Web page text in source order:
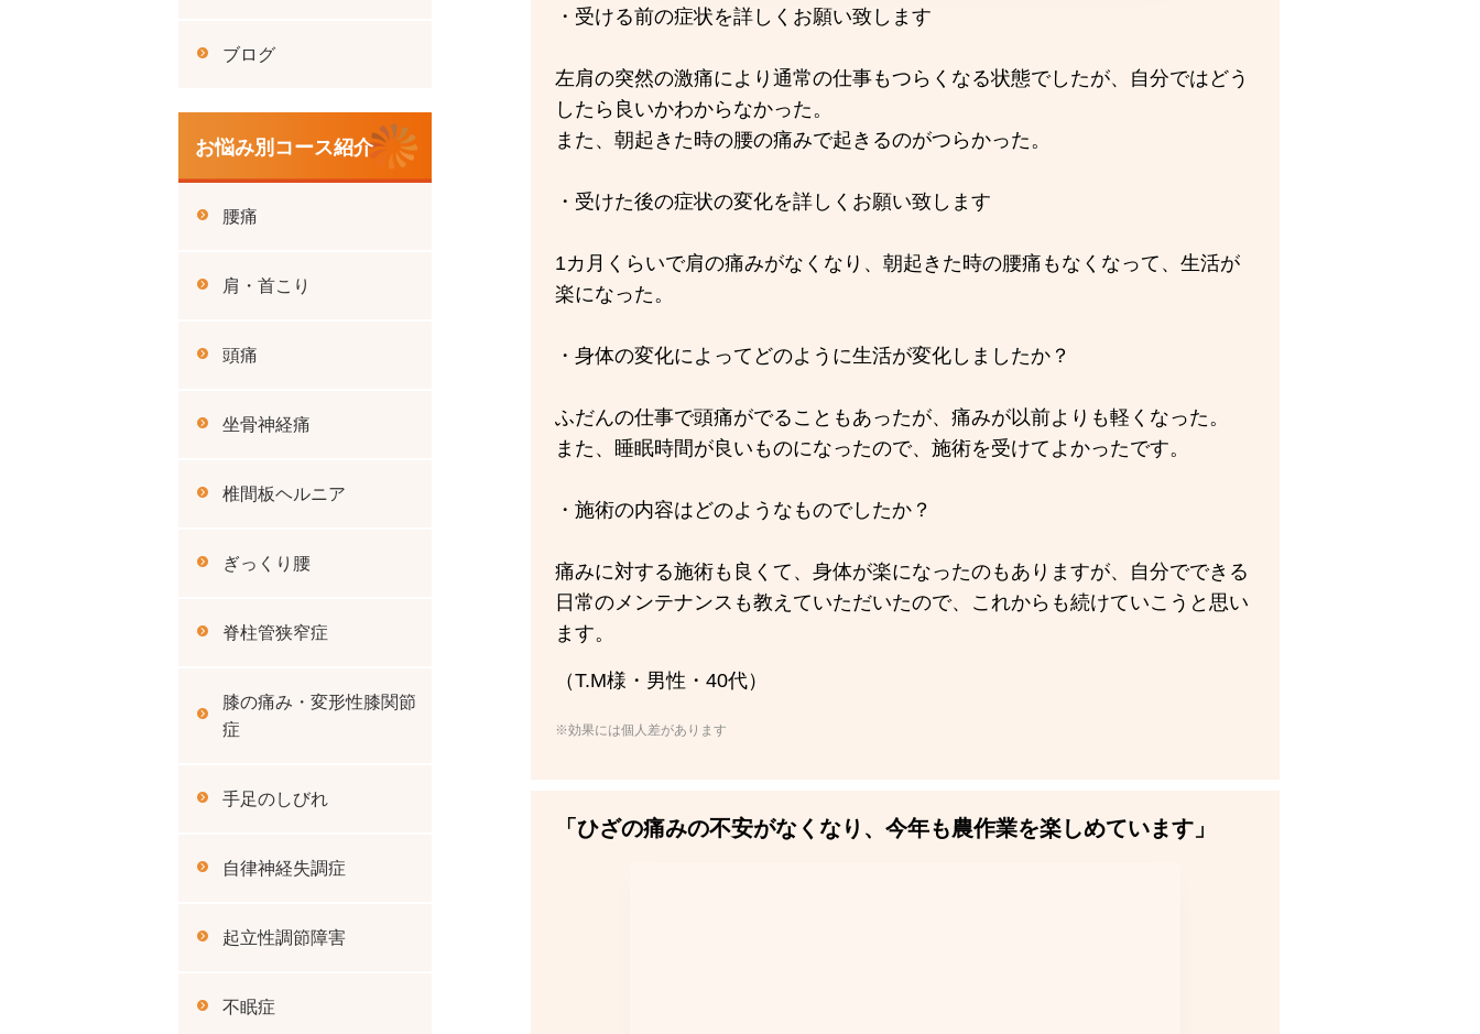
・受ける前の症状を詳しくお願い致します
左肩の突然の激痛により通常の仕事もつらくなる状態でしたが、自分ではどう
したら良いかわからなかった。
また、朝起きた時の腰の痛みで起きるのがつらかった。
・受けた後の症状の変化を詳しくお願い致します
1カ月くらいで肩の痛みがなくなり、朝起きた時の腰痛もなくなって、生活が
楽になった。
・身体の変化によってどのように生活が変化しましたか？
ふだんの仕事で頭痛がでることもあったが、痛みが以前よりも軽くなった。
また、睡眠時間が良いものになったので、施術を受けてよかったです。
・施術の内容はどのようなものでしたか？
痛みに対する施術も良くて、身体が楽になったのもありますが、自分でできる
日常のメンテナンスも教えていただいたので、これからも続けていこうと思い
ます。
（T.M様・男性・40代）
※効果には個人差があります
「ひざの痛みの不安がなくなり、今年も農作業を楽しめています」
ブログ
お悩み別コース紹介
腰痛
肩・首こり
頭痛
坐骨神経痛
椎間板ヘルニア
ぎっくり腰
脊柱管狭窄症
膝の痛み・変形性膝関節
症
手足のしびれ
自律神経失調症
起立性調節障害
不眠症